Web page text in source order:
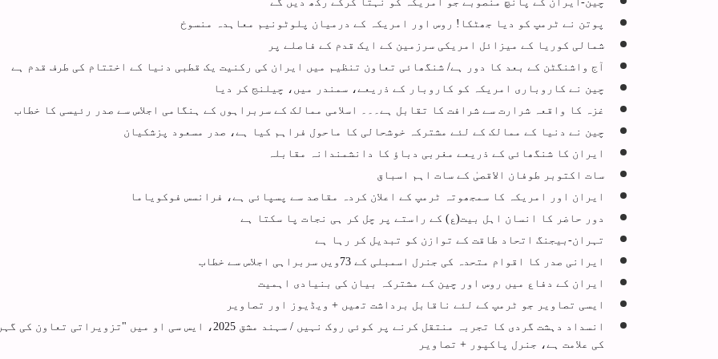
پوتن نے ٹرمپ کو دیا جھٹکا! روس اور امریکہ کے درمیان پلوٹونیم معاہدہ منسوخ
شمالی کوریا کے میزائل امریکی سرزمین کے ایک قدم کے فاصلے پر
آج واشنگٹن کے بعد کا دور ہے/ شنگھائی تعاون تنظیم میں ایران کی رکنیت یک قطبی دنیا کے اختتام کی طرف قدم ہے
چین نے کاروباری امریکہ کو کاروبار کے ذریعے، سمندر میں، چیلنج کر دیا
غزہ کا واقعہ شرارت سے شرافت کا تقابل ہے۔۔۔ اسلامی ممالک کے سربراہوں کے ہنگامی اجلاس سے صدر رئیسی کا خطاب
چین نے دنیا کے ممالک کے لئے مشترکہ خوشحالی کا ماحول فراہم کیا ہے، صدر مسعود پزشکیان
ایران کا شنگھائی کے ذریعے مغربی دباؤ کا دانشمندانہ مقابلہ
سات اکتوبر طوفان الاقصیٰ کے سات اہم اسباق
ایران اور امریکہ کا سمجھوتہ ٹرمپ کے اعلان کردہ مقاصد سے پسپائی ہے، فرانسس فوکویاما
دور حاضر کا انسان اہل بیت(ع) کے راستے پر چل کر ہی نجات پا سکتا ہے
تہران-بیجنگ اتحاد طاقت کے توازن کو تبدیل کر رہا ہے
ایرانی صدر کا اقوام متحدہ کی جنرل اسمبلی کے 73ویں سربراہی اجلاس سے خطاب
ایران کے دفاع میں روس اور چین کے مشترکہ بیان کی بنیادی اہمیت
ایسی تصاویر جو ٹرمپ کے لئے ناقابل برداشت تھیں + ویڈیوز اور تصاویر
انسداد دہشت گردی کا تجربہ منتقل کرنے پر کوئی روک نہیں / سہند مشق 2025، ایس سی او میں "تزویراتی
کی علامت ہے، جنرل پاکپور + تصاویر